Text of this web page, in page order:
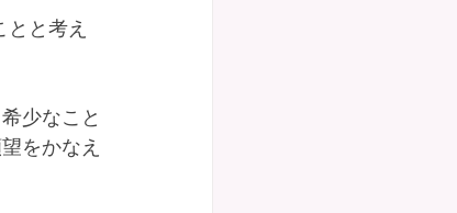
と考え
少なこと
をかなえ